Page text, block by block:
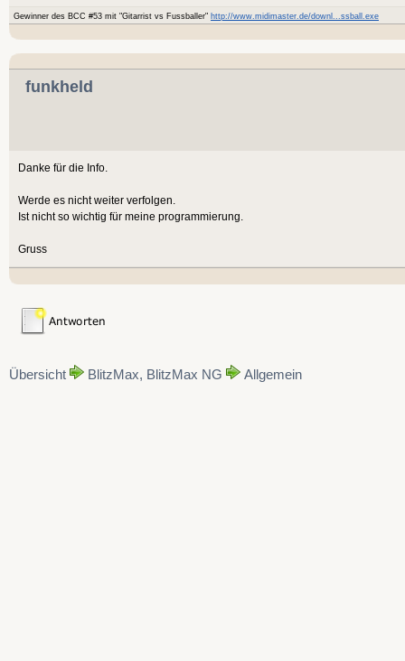
Gewinner des BCC #53 mit "Gitarrist vs Fussballer" http://www.midimaster.de/downl...ssball.exe
funkheld
Danke für die Info.
Werde es nicht weiter verfolgen.
Ist nicht so wichtig für meine programmierung.
Gruss
Übersicht BlitzMax, BlitzMax NG Allgemein